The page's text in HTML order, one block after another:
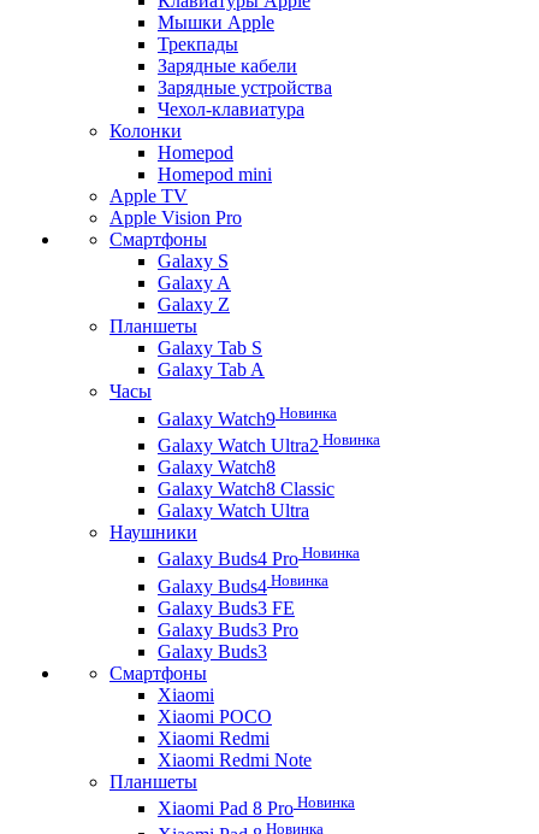
Мышки Apple
Трекпады
Зарядные кабели
Зарядные устройства
Чехол-клавиатура
Колонки
Homepod
Homepod mini
Apple TV
Apple Vision Pro
Смартфоны
Galaxy S
Galaxy A
Galaxy Z
Планшеты
Galaxy Tab S
Galaxy Tab A
Часы
Galaxy Watch9 Новинка
Galaxy Watch Ultra2 Новинка
Galaxy Watch8
Galaxy Watch8 Classic
Galaxy Watch Ultra
Наушники
Galaxy Buds4 Pro Новинка
Galaxy Buds4 Новинка
Galaxy Buds3 FE
Galaxy Buds3 Pro
Galaxy Buds3
Смартфоны
Xiaomi
Xiaomi POCO
Xiaomi Redmi
Xiaomi Redmi Note
Планшеты
Xiaomi Pad 8 Pro Новинка
Новинка